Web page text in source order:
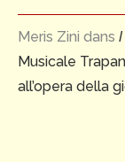
Meris Zini dans
Musicale
all’opera della